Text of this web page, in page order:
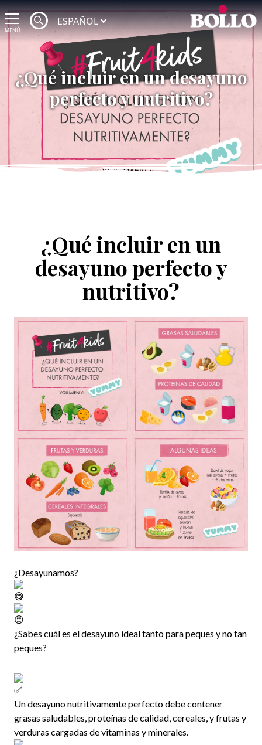
MENÚ
ESPAÑOL
¿Qué incluir en un desayuno
perfecto y nutritivo?
¿Qué incluir en un
desayuno perfecto y
nutritivo?
¿Desayunamos?
¿Sabes cuál es el desayuno ideal tanto para peques y no tan
peques?
Un desayuno nutritivamente perfecto debe contener
grasas saludables, proteínas de calidad, cereales, y frutas y
verduras cargadas de vitaminas y minerales.